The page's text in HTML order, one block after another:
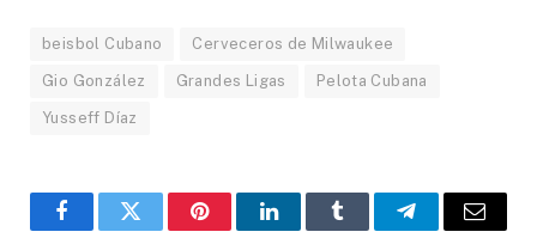
beisbol Cubano Cerveceros de Milwaukee
Gio González Grandes Ligas Pelota Cubana
Yusseff Díaz
FacebookTwitter PinterestLinkedInTumblr TelegramEmail